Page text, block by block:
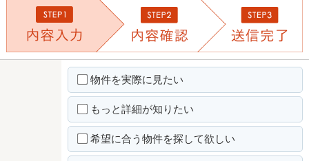
物件を実際に見たい
もっと詳細が知りたい
希望に合う物件を探して欲しい